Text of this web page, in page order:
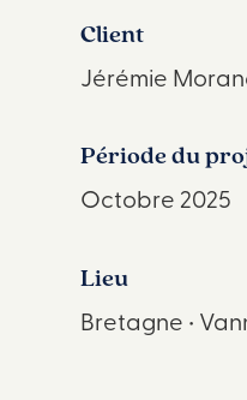
Client
Jérémie
Période du
Octobre 2025
Lieu
Bretagne •